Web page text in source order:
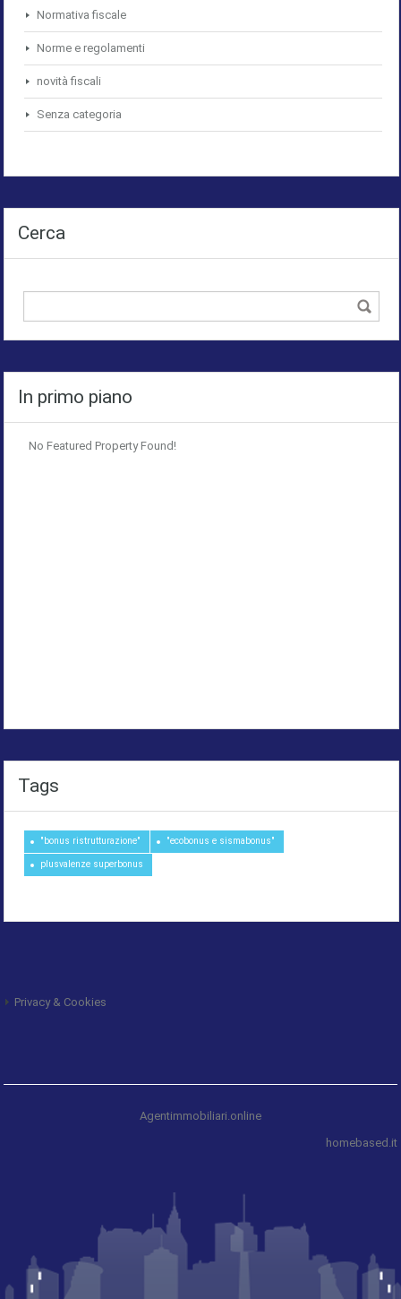
Normativa fiscale
Norme e regolamenti
novità fiscali
Senza categoria
Cerca
In primo piano
No Featured Property Found!
Tags
"bonus ristrutturazione" "ecobonus e sismabonus"
plusvalenze superbonus
Privacy & Cookies
Agentimmobiliari.online
homebased.it